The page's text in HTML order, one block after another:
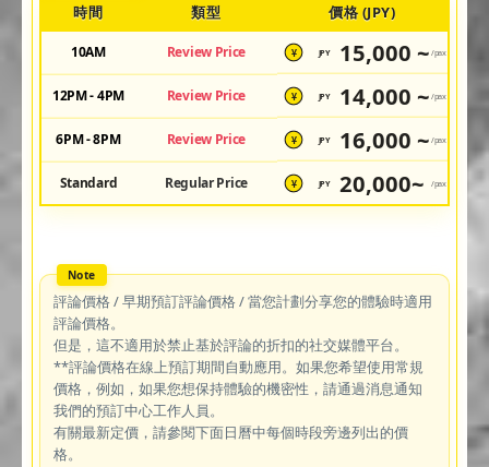
時間 類型 價格 (JPY)
10AM Review Price ¥ JPY 15,000 ~ /pax
12PM - 4PM Review Price ¥ JPY 14,000 ~ /pax
6PM - 8PM Review Price ¥ JPY 16,000 ~ /pax
Standard Regular Price ¥ JPY 20,000~ /pax
評論價格 / 早期預訂評論價格 / 當您計劃分享您的體驗時適用
評論價格。
但是，這不適用於禁止基於評論的折扣的社交媒體平台。
**評論價格在線上預訂期間自動應用。如果您希望使用常規
價格，例如，如果您想保持體驗的機密性，請通過消息通知
我們的預訂中心工作人員。
有關最新定價，請參閱下面日曆中每個時段旁邊列出的價
格。